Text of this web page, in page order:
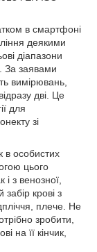
в смартфоні
деякими
діапазони
За заявами
вимірювань,
дві. Це
для
зі
в особистих
цього
і з венозної,
крові з
плече. Не
зробити,
на її кінчик,